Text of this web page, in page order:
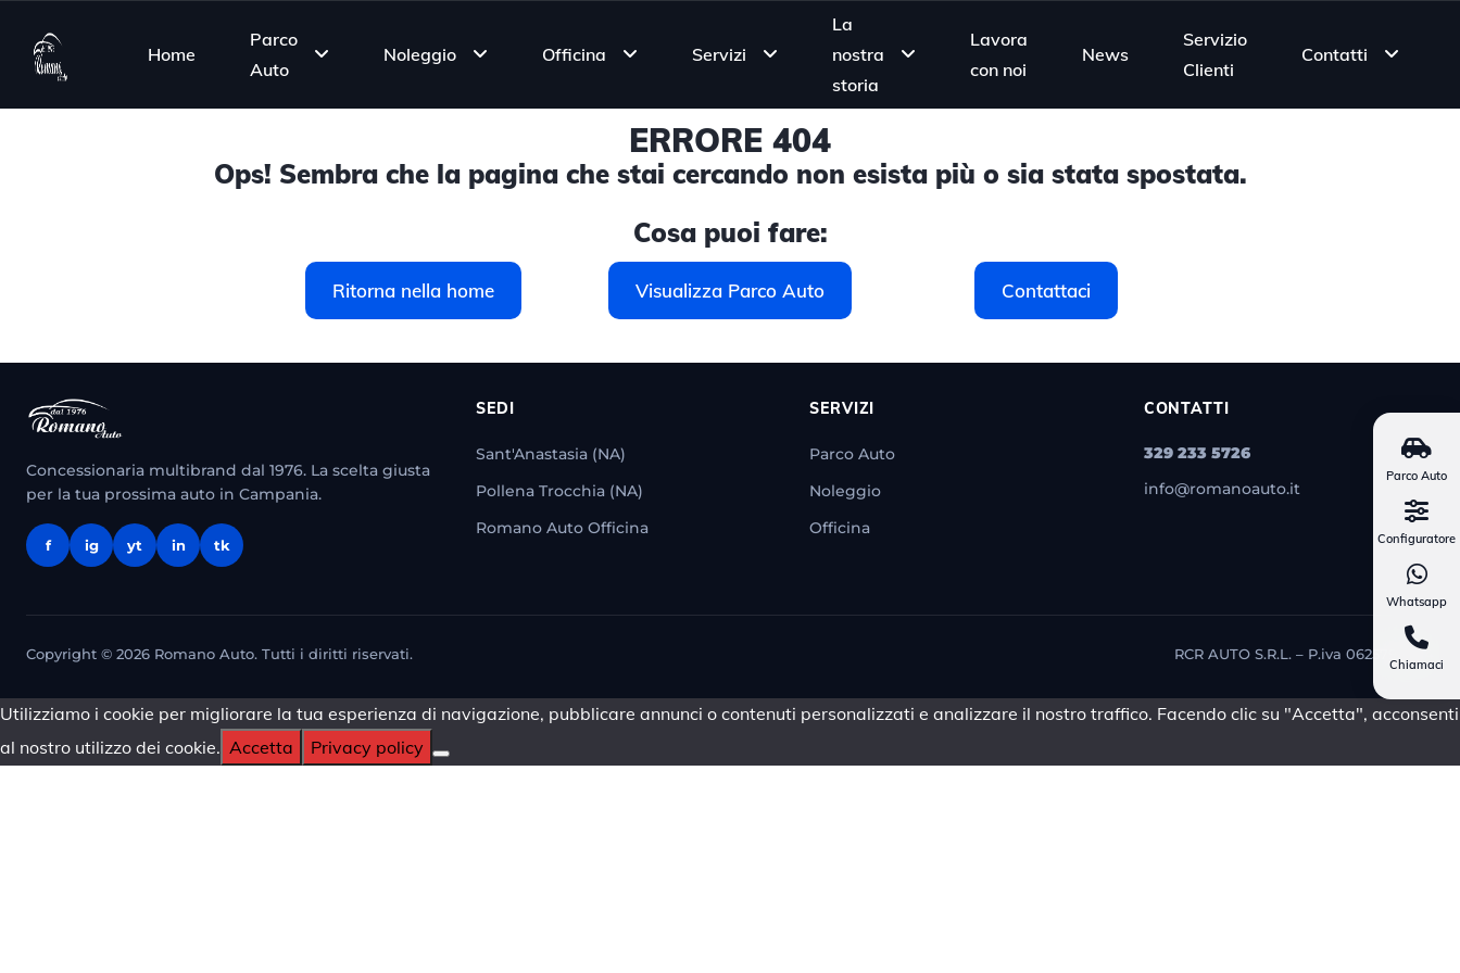
Home
Parco
Auto
Noleggio Officina Servizi
La
nostra
storia
Lavora
con noi
News
Servizio
Clienti
Contatti
ERRORE 404
Ops! Sembra che la pagina che stai cercando non esista più o sia stata spostata.
Cosa puoi fare:
Ritorna nella home Visualizza Parco Auto Contattaci
Concessionaria multibrand dal 1976. La scelta giusta
per la tua prossima auto in Campania.
f ig yt in tk
SEDI
Sant'Anastasia (NA)
Pollena Trocchia (NA)
Romano Auto Officina
SERVIZI
Parco Auto
Noleggio
Officina
CONTATTI
329 233 5726
info@romanoauto.it
Copyright © 2026 Romano Auto. Tutti i diritti riservati. RCR AUTO S.R.L. – P.iva 06257981214
Parco Auto
Configuratore
Whatsapp
Chiamaci
Utilizziamo i cookie per migliorare la tua esperienza di navigazione, pubblicare annunci o contenuti personalizzati e analizzare il nostro traffico. Facendo clic su "Accetta", acconsenti
al nostro utilizzo dei cookie. Accetta Privacy policy